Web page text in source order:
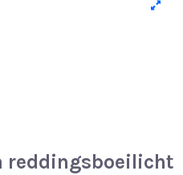
reddingsboeilicht